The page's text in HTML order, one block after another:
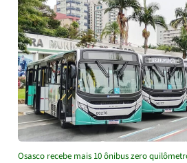
Osasco recebe mais 10 ônibus zero